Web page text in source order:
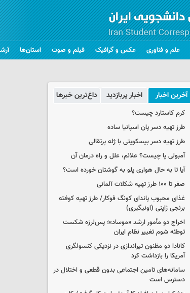
علم و فناوری عکس و گرافیک فیلم و صوت استان‌ها
آخرین اخبار اخبار پربازدید داغ‌ترین خبرها
کرم کاستارد چیست؟
طرز تهیه دسر پان اسپانیا ساده
طرز تهیه دسر بیسکویتی با ژله پرتقالی
آمبولی پا چیست؟ علائم، علل و راه درمان آن
آیا تا به حال هواری پلو به گوشتان خورده است؟
صفر تا ۱۰۰ طرز تهیه شکلات آلمانی
غذای محبوب پاندای کونگ فوکار/ طرز تهیه کوفته
برنجی ژاپنی (اونیگیری)
اخراج دو مأمور ارشد «موساد»؛ پس‌لرزه شکست
توطئه شوم تغییر نظام ایران
کانادا دو مظنون تیراندازی در نزدیکی کنسولگری
آمریکا را بازداشت کرد
سامانه‌های تامین اجتماعی بدون قطعی و اختلال در
دسترس است